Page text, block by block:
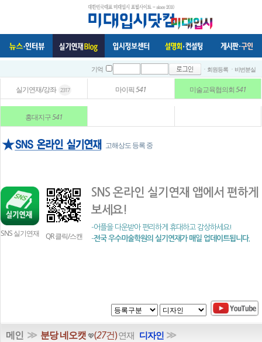
기억 ㆍ회원등록 ㆍ비번분실
실기연재/강좌 2317 마이픽541 미술교육협의회541
홍대지구541
고해상도 등록 중
SNS 실기연재 QR 클릭/스캔
SNS 온라인 실기연재 앱에서 편하게
보세요!
-어플을 다운받아 편리하게 휴대하고 감상하세요!
-전국 우수미술학원의 실기연재가 매일 업데이트됩니다.
메인 ≫ 분당 네오캣💖(27건)연재 디자인 ≫